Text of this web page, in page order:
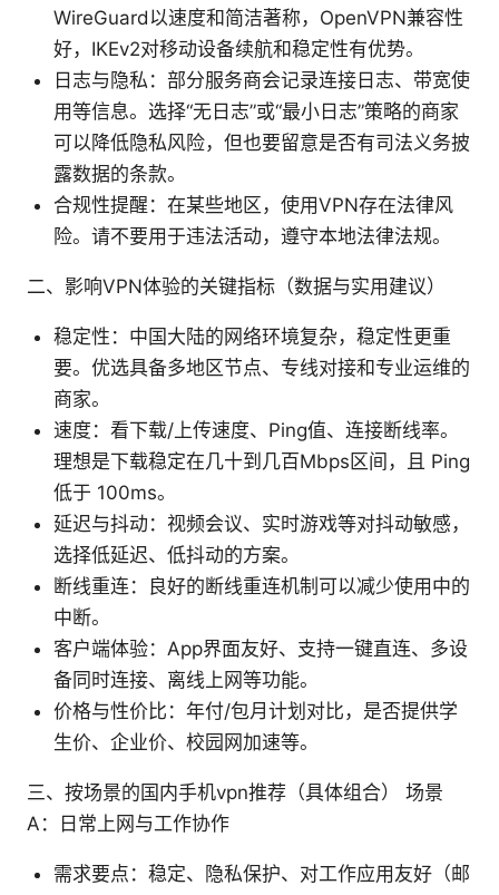
WireGuard以速度和简洁著称，OpenVPN兼容性
好，IKEv2对移动设备续航和稳定性有优势。
日志与隐私：部分服务商会记录连接日志、带宽使
用等信息。选择“无日志”或“最小日志”策略的商家
可以降低隐私风险，但也要留意是否有司法义务披
露数据的条款。
合规性提醒：在某些地区，使用VPN存在法律风
险。请不要用于违法活动，遵守本地法律法规。
二、影响VPN体验的关键指标（数据与实用建议）
稳定性：中国大陆的网络环境复杂，稳定性更重
要。优选具备多地区节点、专线对接和专业运维的
商家。
速度：看下载/上传速度、Ping值、连接断线率。
理想是下载稳定在几十到几百Mbps区间，且 Ping
低于 100ms。
延迟与抖动：视频会议、实时游戏等对抖动敏感，
选择低延迟、低抖动的方案。
断线重连：良好的断线重连机制可以减少使用中的
中断。
客户端体验：App界面友好、支持一键直连、多设
备同时连接、离线上网等功能。
价格与性价比：年付/包月计划对比，是否提供学
生价、企业价、校园网加速等。
三、按场景的国内手机vpn推荐（具体组合） 场景
A：日常上网与工作协作
需求要点：稳定、隐私保护、对工作应用友好（邮